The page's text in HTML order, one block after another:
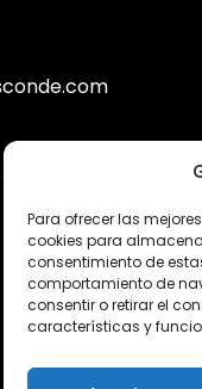
Para ofrecer las
cookies para
consentimiento de
comportamiento de
consentir o retirar el
características y